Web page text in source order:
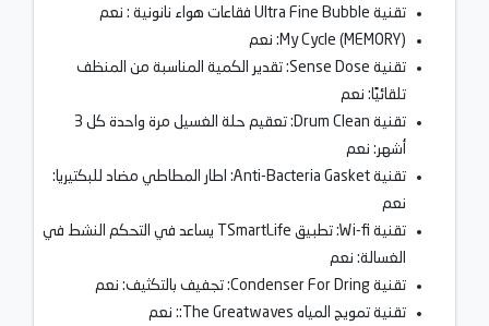
تقنية Ultra Fine Bubble فقاعات هواء نانونية : نعم
My Cycle (MEMORY): نعم
تقنية Sense Dose: تقدير الكمية المناسبة من المنظف
تلقائيًا: نعم
تقنية Drum Clean: تعقيم حلة الغسيل مرة واحدة كل 3
أشهر: نعم
تقنية Anti-Bacteria Gasket: اطار المطاطي مضاد للبكتيريا:
نعم
تقنية Wi-fi: تطبيق TSmartLife يساعد في التحكم النشط في
الغسالة: نعم
تقنية Condenser For Dring: تجفيف بالتكثيف: نعم
تقنية تمويج المياه The Greatwaves:: نعم